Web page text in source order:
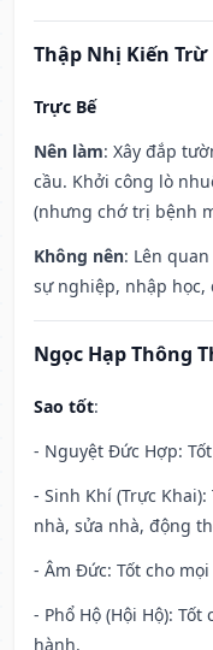
Thập Nhị Kiến Trừ
Trực Bế
Nên làm: Xây đắp
cầu. Khởi công lò
(nhưng chớ trị bệnh
Không nên: Lên
sự nghiệp, nhập học,
Ngọc Hạp Thông
Sao tốt:
- Nguyệt Đức Hợp:
- Sinh Khí (Trực
nhà, sửa nhà, động
- Âm Đức: Tốt cho mọi
- Phổ Hộ (Hội Hộ):
hành.